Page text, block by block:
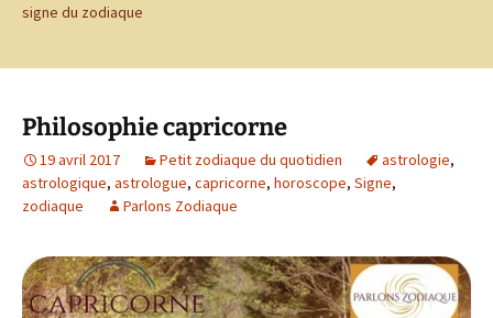
signe du zodiaque
Philosophie capricorne
19 avril 2017 Petit zodiaque du quotidien astrologie,
astrologique, astrologue, capricorne, horoscope, Signe,
zodiaque
Parlons Zodiaque